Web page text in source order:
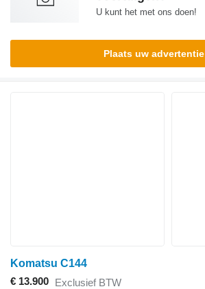
U kunt het met ons doen!
Plaats uw advertentie
Komatsu C144
€ 13.900 Exclusief BTW